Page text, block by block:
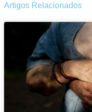
Artigos Relacionados